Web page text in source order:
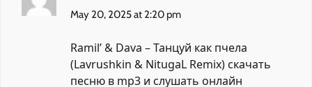
May 20, 2025 at 2:20 pm
Ramil’ & Dava – Танцуй как пчела
(Lavrushkin & NitugaL Remix) скачать
песню в mp3 и слушать онлайн